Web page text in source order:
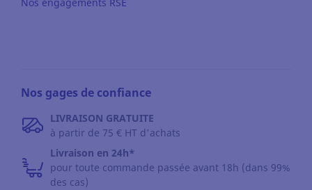
Nos gages de confiance
LIVRAISON GRATUITE
à partir de 75 € HT d'achats
Livraison en 24h*
pour toute commande passée avant 18h (dans 99%
des cas)